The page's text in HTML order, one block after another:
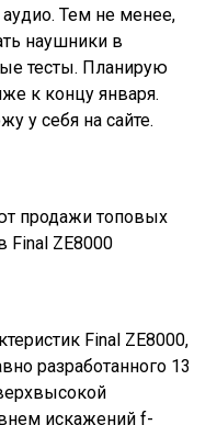
аудио. Тем не менее,
наушники в
тесты. Планирую
к концу января.
у себя на сайте.
Final ZE8000,
разработанного 13
искажений f-